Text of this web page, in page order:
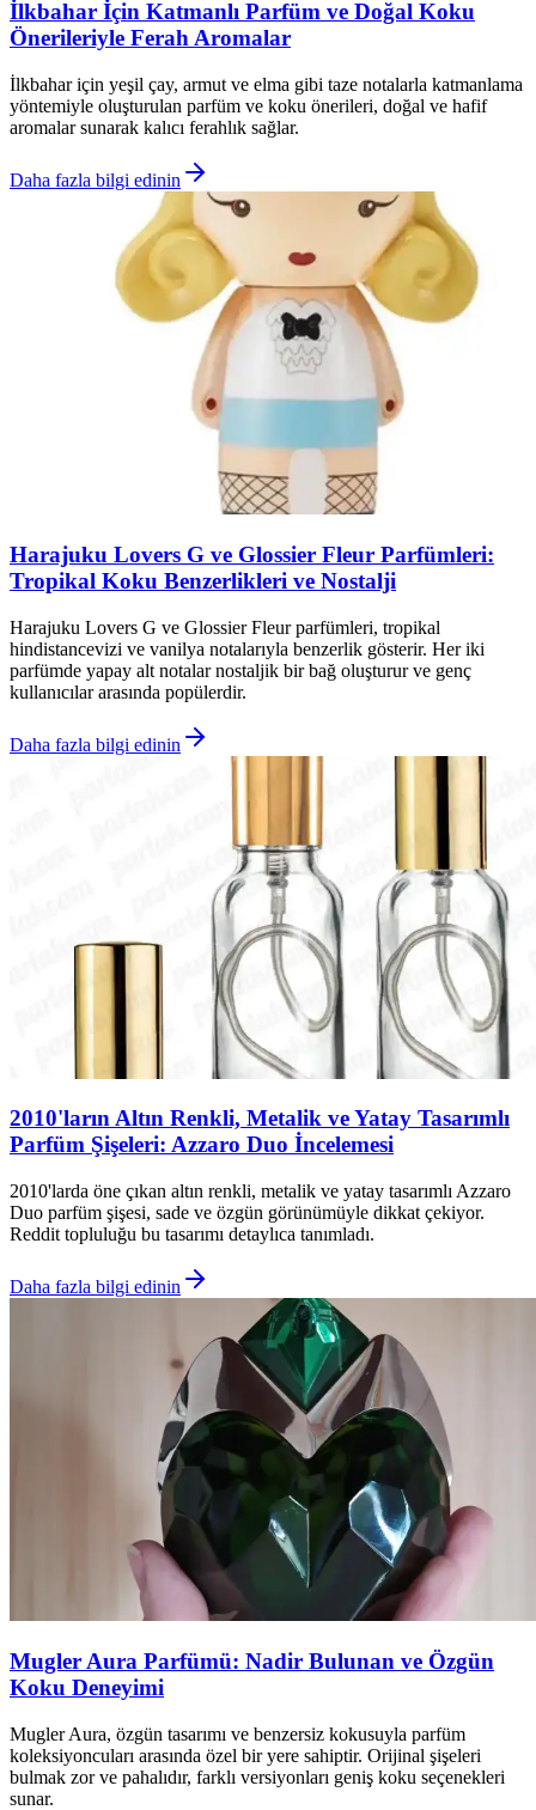
İlkbahar İçin Katmanlı Parfüm ve Doğal Koku
Önerileriyle Ferah Aromalar
İlkbahar için yeşil çay, armut ve elma gibi taze notalarla katmanlama
yöntemiyle oluşturulan parfüm ve koku önerileri, doğal ve hafif
aromalar sunarak kalıcı ferahlık sağlar.
Daha fazla bilgi edinin
Harajuku Lovers G ve Glossier Fleur Parfümleri:
Tropikal Koku Benzerlikleri ve Nostalji
Harajuku Lovers G ve Glossier Fleur parfümleri, tropikal
hindistancevizi ve vanilya notalarıyla benzerlik gösterir. Her iki
parfümde yapay alt notalar nostaljik bir bağ oluşturur ve genç
kullanıcılar arasında popülerdir.
Daha fazla bilgi edinin
2010'ların Altın Renkli, Metalik ve Yatay Tasarımlı
Parfüm Şişeleri: Azzaro Duo İncelemesi
2010'larda öne çıkan altın renkli, metalik ve yatay tasarımlı Azzaro
Duo parfüm şişesi, sade ve özgün görünümüyle dikkat çekiyor.
Reddit topluluğu bu tasarımı detaylıca tanımladı.
Daha fazla bilgi edinin
Mugler Aura Parfümü: Nadir Bulunan ve Özgün
Koku Deneyimi
Mugler Aura, özgün tasarımı ve benzersiz kokusuyla parfüm
koleksiyoncuları arasında özel bir yere sahiptir. Orijinal şişeleri
bulmak zor ve pahalıdır, farklı versiyonları geniş koku seçenekleri
sunar.